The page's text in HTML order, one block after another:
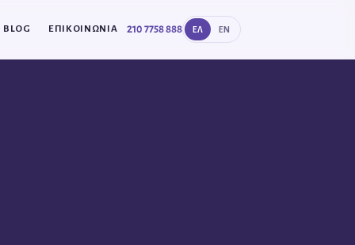
BLOG ΕΠΙΚΟΙΝΩΝΊΑ 210 7758 888 ΕΛ EN